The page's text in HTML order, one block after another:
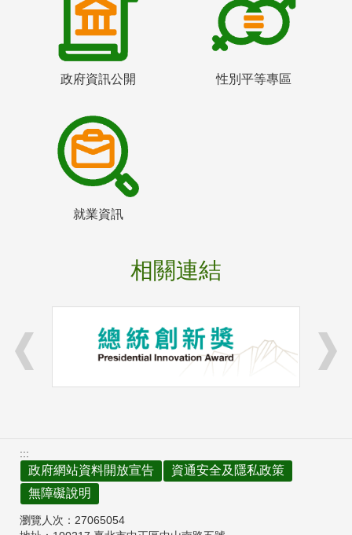
政府資訊公開 性別平等專區
就業資訊
相關連結
:::
政府網站資料開放宣告
資通安全及隱私政策
無障礙說明
瀏覽人次： 27065054